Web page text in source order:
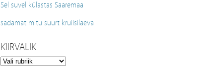
Sel suvel külastas Saaremaa
sadamat mitu suurt kruiisilaeva
KIIRVALIK
Kiirvalik